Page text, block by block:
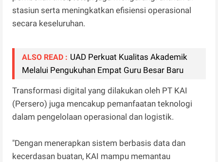
stasiun serta meningkatkan efisiensi operasional
secara keseluruhan.
ALSO READ : UAD Perkuat Kualitas Akademik
Melalui Pengukuhan Empat Guru Besar Baru
Transformasi digital yang dilakukan oleh PT KAI
(Persero) juga mencakup pemanfaatan teknologi
dalam pengelolaan operasional dan logistik.
"Dengan menerapkan sistem berbasis data dan
kecerdasan buatan, KAI mampu memantau